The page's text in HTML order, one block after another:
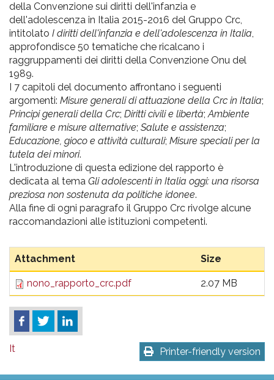
della Convenzione sui diritti dell'infanzia e
dell'adolescenza in Italia 2015-2016 del Gruppo Crc,
intitolato I diritti dell'infanzia e dell'adolescenza in Italia,
approfondisce 50 tematiche che ricalcano i
raggruppamenti dei diritti della Convenzione Onu del
1989.
I 7 capitoli del documento affrontano i seguenti
argomenti: Misure generali di attuazione della Crc in Italia;
Principi generali della Crc; Diritti civili e libertà;Ambiente
familiare e misure alternative; Salute e assistenza;
Educazione, gioco e attività culturali; Misure speciali per la
tutela dei minori.
L'introduzione di questa edizione del rapporto è
dedicata al tema Gli adolescenti in Italia oggi: una risorsa
preziosa non sostenuta da politiche idonee.
Alla fine di ogni paragrafo il Gruppo Crc rivolge alcune
raccomandazioni alle istituzioni competenti.
Attachment Size
nono_rapporto_crc.pdf 2.07 MB
Printer-friendly version
It